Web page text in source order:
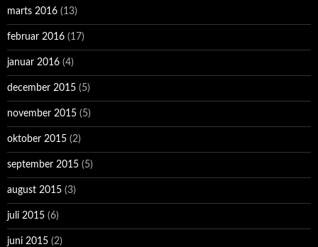
marts 2016 (13)
februar 2016 (17)
januar 2016 (4)
december 2015 (5)
november 2015 (5)
oktober 2015 (2)
september 2015 (5)
august 2015 (3)
juli 2015 (6)
juni 2015 (2)